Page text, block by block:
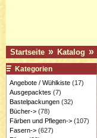
Startseite » Katalog »
Kategorien
Angebote / Wühlkiste(17)
Ausgepacktes (7)
Bastelpackungen(32)
Bücher->(78)
Färben und Pflegen->(107)
Fasern->(627)